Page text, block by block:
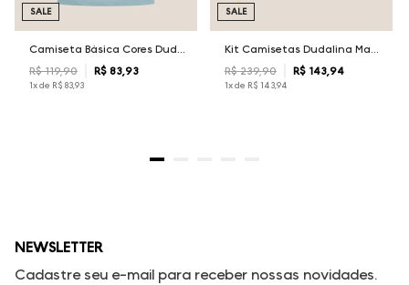
R$ 119,90 R$ 83, 93
1x de R$ 83,93
SALE
R$ 239,90 R$ 143, 94
1x de R$ 143,94
SALE
NEWSLETTER
Cadastre seu e-mail para receber nossas novidades.